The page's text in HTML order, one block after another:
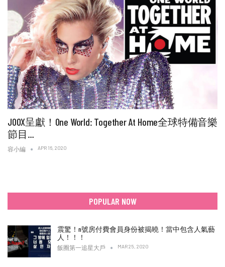
JOOX呈獻！One World: Together At Home全球特備音樂
節目…
容小編 APR 16, 2020
POPULAR NOW
震驚！n號房付費會員身份被揭曉！當中包含人氣藝
人！！！
飯圈第一追星大戶 MAR 25, 2020